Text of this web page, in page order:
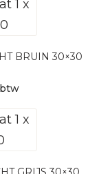
BRUIN 30×30